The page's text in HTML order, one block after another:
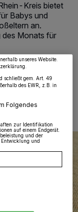
Kreis bietet
Babys und
an.
des Monats für
Daten
„Wir und unsere
aufgeführten
und Anzeigen
dieses Menü jederzeit
Einwilligung zu
unseres Website.
schließt gem. Art. 49
des EWR, z.B. in
Folgendes
zur Identifikation
auf einem Endgerät.
und der
und